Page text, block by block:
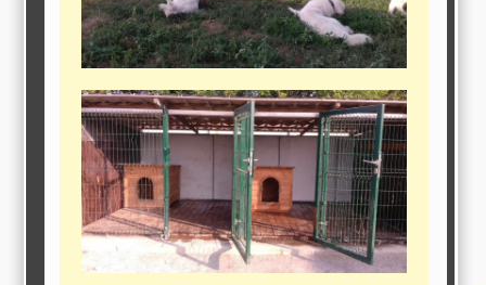
путешествия,
авиакомпании, ж/д
перевозки,
пансионаты, отели,
Трудоустройство,
кадровые агентства,
крюининг
Программирование
сайта